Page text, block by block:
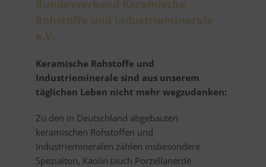
Bundesverband Keramische
Rohstoffe und Industrieminerale
e.V.
Keramische Rohstoffe und
Industrieminerale sind aus unserem
täglichen Leben nicht mehr wegzudenken:
Zu den in Deutschland abgebauten
keramischen Rohstoffen und
Industriemineralen zählen insbesondere
Spezialton, Kaolin (auch Porzellanerde